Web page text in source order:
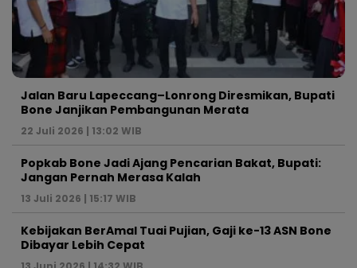
Jalan Baru Lapeccang–Lonrong Diresmikan, Bupati
Bone Janjikan Pembangunan Merata
22 Juli 2026 | 13:02 WIB
Popkab Bone Jadi Ajang Pencarian Bakat, Bupati:
Jangan Pernah Merasa Kalah
13 Juli 2026 | 15:17 WIB
Kebijakan BerAmal Tuai Pujian, Gaji ke-13 ASN Bone
Dibayar Lebih Cepat